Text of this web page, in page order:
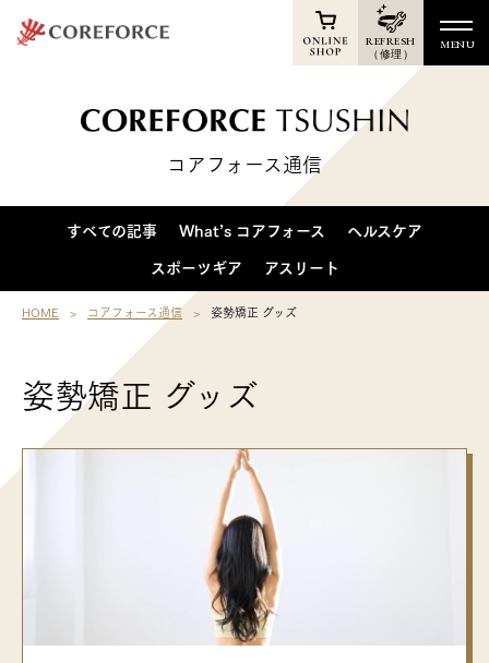
REFRESH
（修理）
MENU
Online Shop
Shop
Membership
Reports
コアフォース通信
Language JP
コアフォース通信
すべての記事 What’s コアフォース
ヘルスケア
スポーツギア
アスリート
HOME コアフォース通信 姿勢矯正 グッズ
姿勢矯正 グッズ